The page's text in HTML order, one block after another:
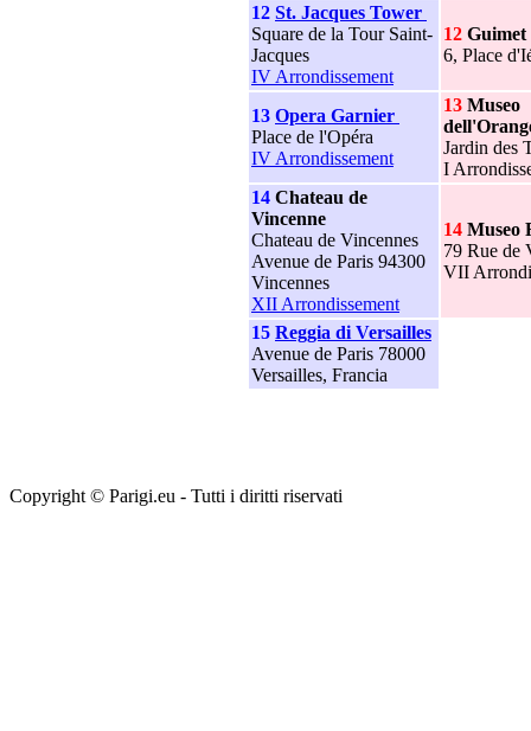
12 St. Jacques Tower
Square de la Tour Saint-
Jacques
IV Arrondissement
12 Guimet
6, Place
13 Opera Garnier
Place de l'Opéra
IV Arrondissement
13 Museo
Jardin des
I
14 Chateau de
Vincenne
Chateau de Vincennes
Avenue de Paris 94300
Vincennes
XII Arrondissement
14 Museo
79 Rue de
VII
15 Reggia di Versailles
Avenue de Paris 78000
Versailles, Francia
Copyright © Parigi.eu - Tutti i diritti riservati